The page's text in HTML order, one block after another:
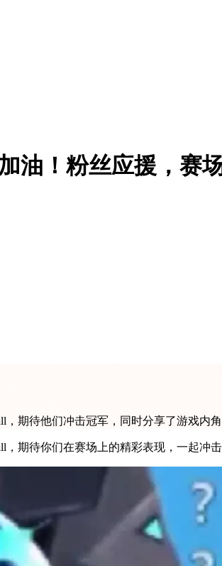
油！粉丝应援，赛
期待他们冲击冠军，同时分享了游戏内
期待你们在赛场上的精彩表现，一起冲击